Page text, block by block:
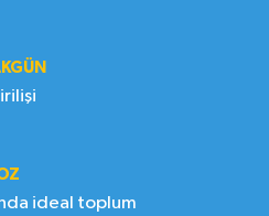
ideal toplum